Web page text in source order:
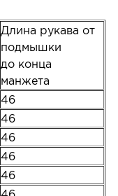
Длина рукава от
подмышки
до конца
манжета
46
46
46
46
46